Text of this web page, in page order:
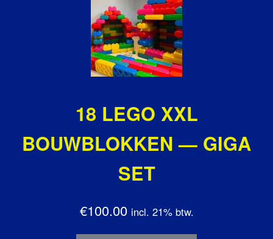
18 LEGO XXL
BOUWBLOKKEN — GIGA
SET
€100.00 incl. 21% btw.